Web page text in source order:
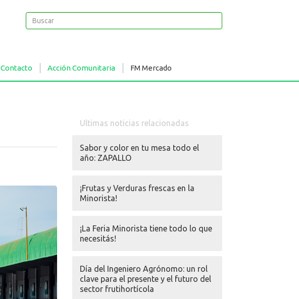
Buscar
Buscar
Contacto Acción Comunitaria FM Mercado
Ultimas noticias relacionadas
Sabor y color en tu mesa todo el
año: ZAPALLO
¡Frutas y Verduras frescas en la
Minorista!
¡La Feria Minorista tiene todo lo que
necesitás!
Día del Ingeniero Agrónomo: un rol
clave para el presente y el futuro del
sector frutihortícola